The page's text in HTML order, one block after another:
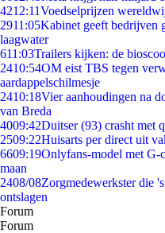
4212:11Voedselprijzen
2911:05Kabinet geeft bedrijven
laagwater
611:03Trailers kijken: de
2410:54OM eist TBS tegen
aardappelschilmesje
2410:18Vier aanhoudingen na
van Breda
4009:42Duitser (93) crasht met
2509:22Huisarts per direct uit
6609:19Onlyfans-model met G-
maan
2408/08Zorgmedewerkster die
ontslagen
Forum
Forum